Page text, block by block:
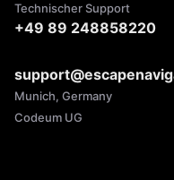
Technischer Support
+49 89 248858220
Munich, Germany
Codeum UG